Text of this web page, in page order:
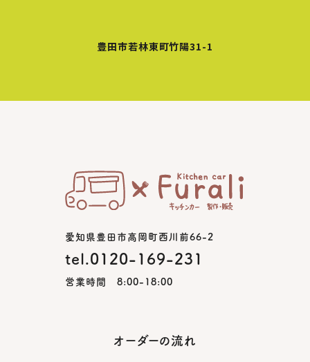
豊田市若林東町竹陽31-1
愛知県豊田市高岡町西川前66-2
tel.0120-169-231
営業時間 8:00-18:00
オーダーの流れ